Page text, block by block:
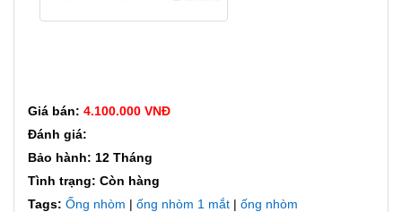
Giá bán: 4.100.000 VNĐ
Đánh giá:
Bảo hành: 12 Tháng
Tình trạng: Còn hàng
Tags: Ống nhòm | ống nhòm 1 mắt | ống nhòm